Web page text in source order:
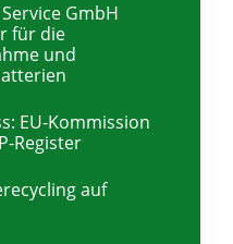
GmbH
für die
und
EU-Kommission
Register
auf